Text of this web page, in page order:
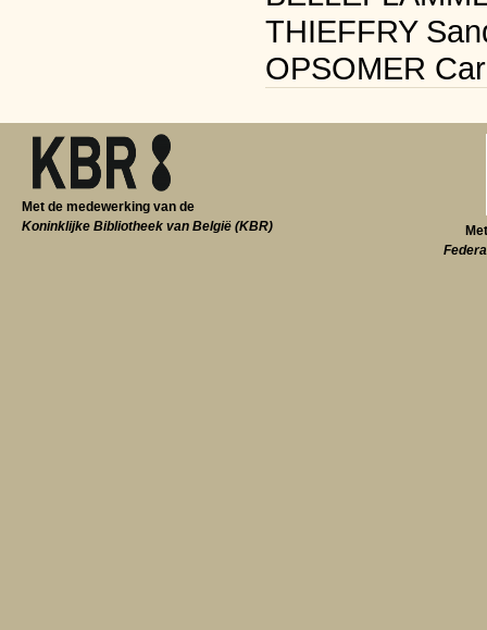
THIEFFRY
OPSOMER
Met de medewerking van de
Koninklijke Bibliotheek van België (KBR)